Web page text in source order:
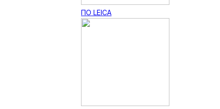
ПО LEICA